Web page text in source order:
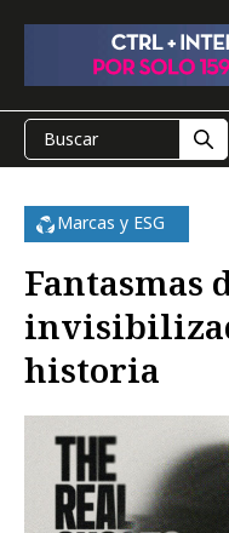
Marcas y ESG
Fantasmas
historia